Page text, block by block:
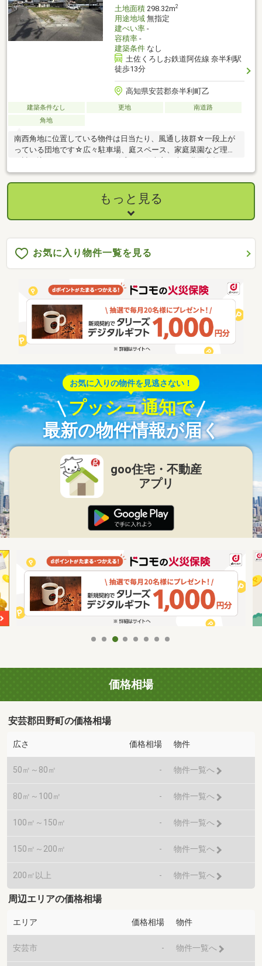
土地面積298.32m2
用途地域無指定
建ぺい率-
容積率-
建築条件なし
土佐くろしお鉄道阿佐線 奈半利駅
徒歩13分
高知県安芸郡奈半利町乙
建築条件なし 更地
南道路
角地
南西角地に位置している物件は日当たり、風通し抜群☆一段上が
っている団地です☆広々駐車場、庭スペース、家庭菜園など理想
土地境界確定測量、既存建物の解体更地渡しです。本物件につい
てはお気軽にお問い合わせください。（担当者：髙村
もっと見る
お気に入り物件一覧を見る
お気に入りの物件を見逃さない！
プッシュ通知で
最新の物件情報が届く
goo住宅・不動産
アプリ
価格相場
安芸郡田野町の価格相場
広さ 価格相場 物件
50㎡～80㎡ - 物件一覧へ
80㎡～100㎡ - 物件一覧へ
100㎡～150㎡ - 物件一覧へ
150㎡～200㎡ - 物件一覧へ
200㎡以上 - 物件一覧へ
周辺エリアの価格相場
エリア 価格相場 物件
安芸市 - 物件一覧へ